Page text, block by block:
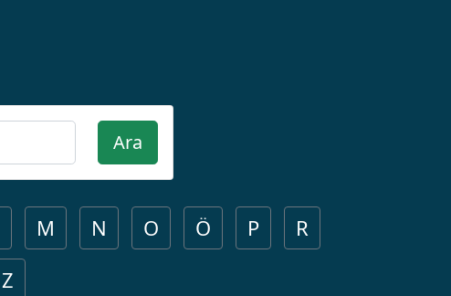
Ara
M N O Ö P
R
Z